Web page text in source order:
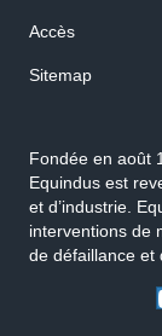
Accès
Sitemap
Fondée en août
Equindus est
et d’industrie.
interventions de
de défaillance et